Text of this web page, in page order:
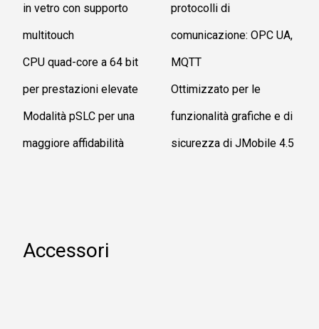
in vetro con supporto
multitouch
CPU quad-core a 64 bit
per prestazioni elevate
Modalità pSLC per una
maggiore affidabilità
protocolli di
comunicazione: OPC UA,
MQTT
Ottimizzato per le
funzionalità grafiche e di
sicurezza di JMobile 4.5
Accessori